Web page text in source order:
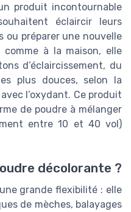
produit incontournable
éclaircir leurs
ou préparer une nouvelle
à la maison, elle
d’éclaircissement, du
plus douces, selon la
l’oxydant. Ce produit
de poudre à mélanger
entre 10 et 40 vol)
décolorante ?
grande flexibilité : elle
de mèches, balayages